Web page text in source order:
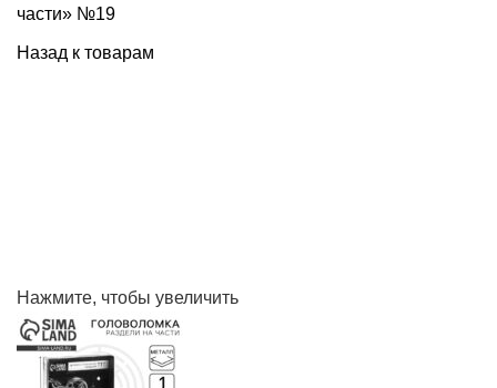
части» №19
Назад к товарам
Нажмите, чтобы увеличить